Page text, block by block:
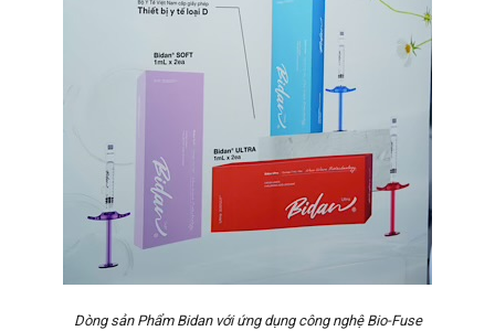
Dòng sản Phẩm Bidan với ứng dụng công nghệ Bio-Fuse